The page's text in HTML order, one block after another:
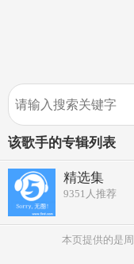
该歌手的专辑列表
精选集
9351 人推荐
本页提供的是